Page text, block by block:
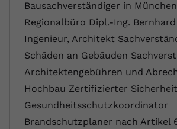
Bausachverständiger in
Regionalbüro Dipl.-Ing.
Ingenieur, Architekt
Schäden an Gebäuden
Architektengebühren und
Hochbau Zertifizierter
Gesundheitsschutzkoordinator
Brandschutzplaner nach Artikel